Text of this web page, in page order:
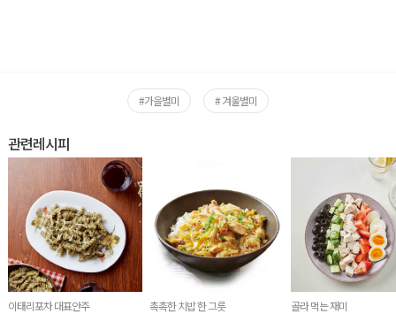
#가을별미 # 겨울별미
관련레시피
이태리포차 대표안주 촉촉한 치밥 한 그릇 골라 먹는 재미